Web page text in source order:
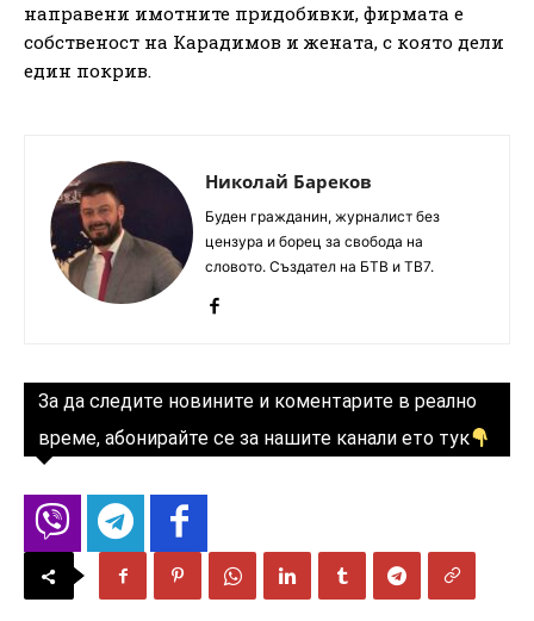
направени имотните придобивки, фирмата е
собственост на Карадимов и жената, с която дели
един покрив.
Николай Бареков
Буден гражданин, журналист без
цензура и борец за свобода на
словото. Създател на БТВ и ТВ7.
За да следите новините и коментарите в реално
време, абонирайте се за нашите канали ето тук